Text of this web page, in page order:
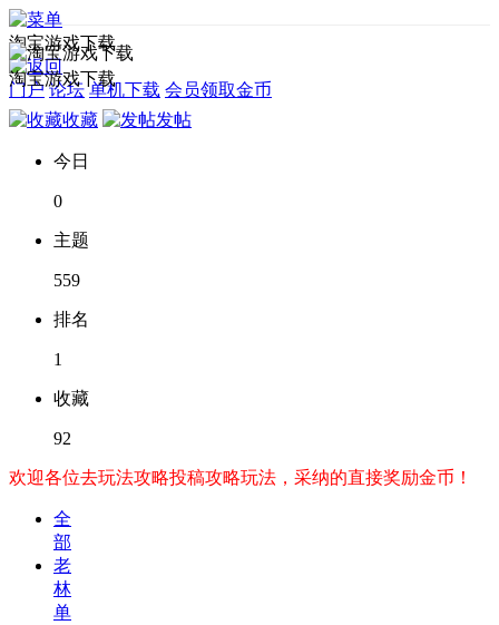
淘宝游戏下载
门户 论坛 单机下载 会员领取金币
淘宝游戏下载
收藏 发帖
今日
0
主题
559
排名
1
收藏
92
欢迎各位去玩法攻略投稿攻略玩法，采纳的直接奖励金币！
全
部
老
林
单